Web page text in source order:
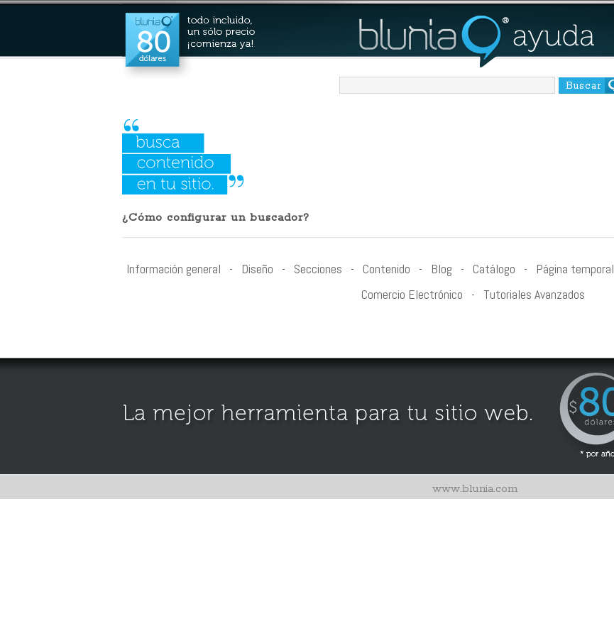
Buscar
¿Cómo configurar un buscador?
Información general - Diseño - Secciones - Contenido - Blog - Catálogo - Página temporal
Comercio Electrónico - Tutoriales Avanzados
www.blunia.com